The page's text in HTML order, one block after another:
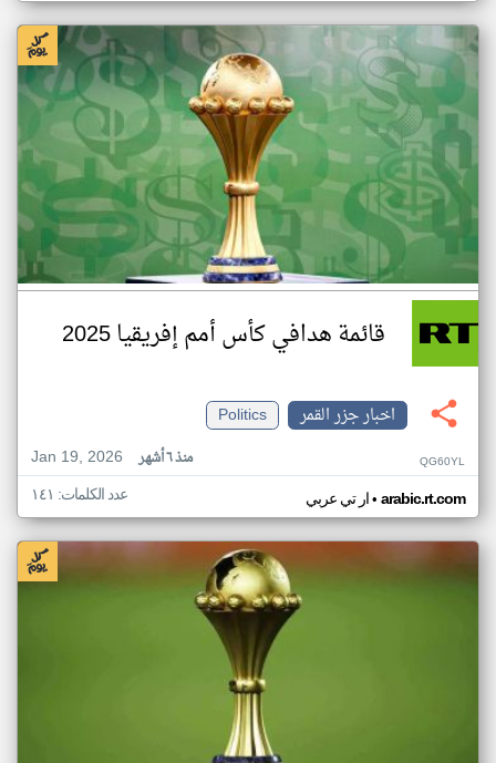
قائمة هدافي كأس أمم إفريقيا 2025
اخبار جزر القمر
Politics
Jan 19, 2026
منذ ٦ أشهر QG60YL
ار تي عربي• arabic.rt.com عدد الكلمات: ١٤١